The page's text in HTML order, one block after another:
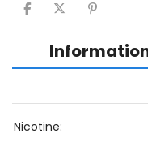
Nicotine